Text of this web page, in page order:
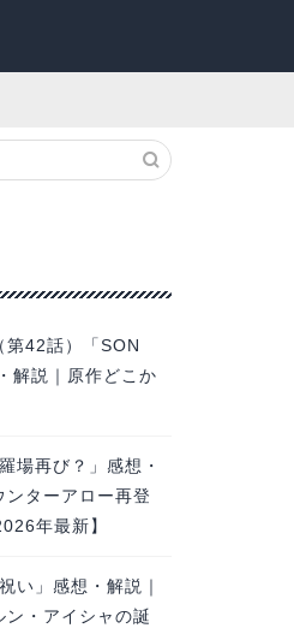
第42話）「SON
解説｜原作どこか
場再び？」感想・
ターアロー再登
年最新】
い」感想・解説｜
ン・アイシャの誕